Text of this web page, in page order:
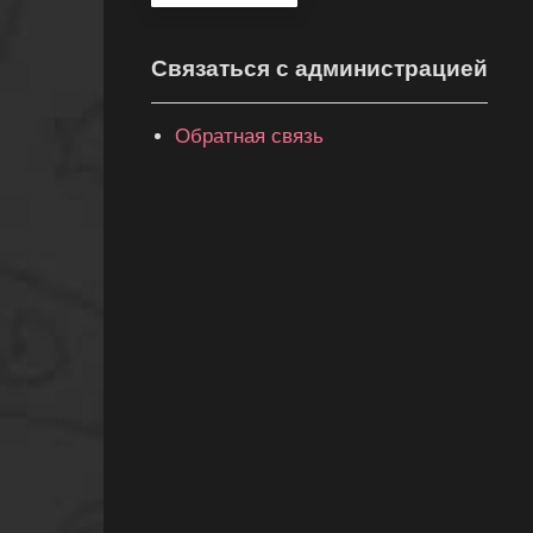
Связаться с администрацией
Обратная связь